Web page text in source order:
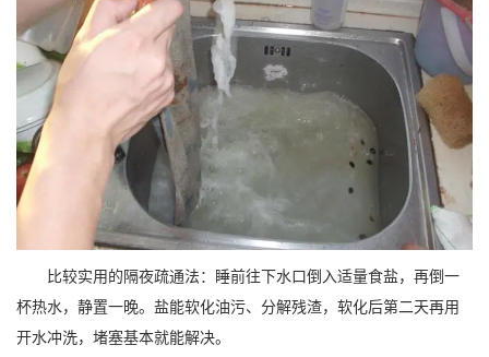
比较实用的隔夜疏通法：睡前往下水口倒入适量食盐，再倒一
杯热水，静置一晚。盐能软化油污、分解残渣，软化后第二天再用
开水冲洗，堵塞基本就能解决。